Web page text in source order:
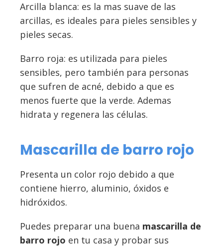
Arcilla blanca: es la mas suave de las
arcillas, es ideales para pieles sensibles y
pieles secas.
Barro roja: es utilizada para pieles
sensibles, pero también para personas
que sufren de acné, debido a que es
menos fuerte que la verde. Ademas
hidrata y regenera las células.
Mascarilla de barro rojo
Presenta un color rojo debido a que
contiene hierro, aluminio, óxidos e
hidróxidos.
Puedes preparar una buena mascarilla de
barro rojo en tu casa y probar sus